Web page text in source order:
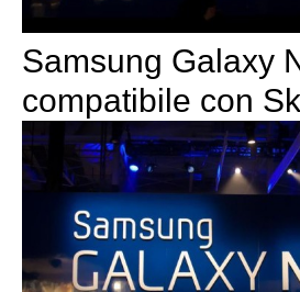
Samsung Galaxy
compatibile con